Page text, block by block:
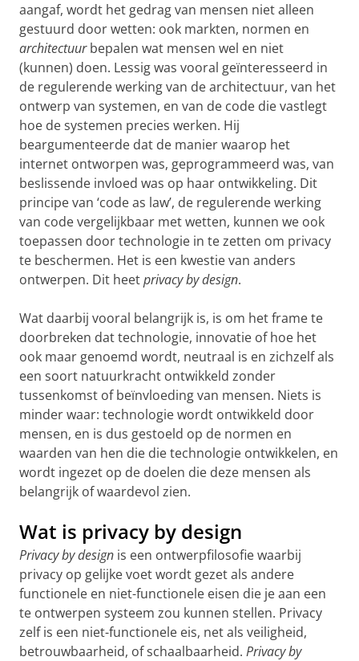
aangaf, wordt het gedrag van mensen niet alleen
gestuurd door wetten: ook markten, normen en
architectuurbepalen wat mensen wel en niet
(kunnen) doen. Lessig was vooral geïnteresseerd in
de regulerende werking van de architectuur, van het
ontwerp van systemen, en van de code die vastlegt
hoe de systemen precies werken. Hij
beargumenteerde dat de manier waarop het
internet ontworpen was, geprogrammeerd was, van
beslissende invloed was op haar ontwikkeling. Dit
principe van ‘code as law’, de regulerende werking
van code vergelijkbaar met wetten, kunnen we ook
toepassen door technologie in te zetten om privacy
te beschermen. Het is een kwestie van anders
ontwerpen. Dit heetprivacy by design.
Wat daarbij vooral belangrijk is, is om het frame te
doorbreken dat technologie, innovatie of hoe het
ook maar genoemd wordt, neutraal is en zichzelf als
een soort natuurkracht ontwikkeld zonder
tussenkomst of beïnvloeding van mensen. Niets is
minder waar: technologie wordt ontwikkeld door
mensen, en is dus gestoeld op de normen en
waarden van hen die die technologie ontwikkelen, en
wordt ingezet op de doelen die deze mensen als
belangrijk of waardevol zien.
Wat is privacy by design
Privacy by design is een ontwerpfilosofie waarbij
privacy op gelijke voet wordt gezet als andere
functionele en niet-functionele eisen die je aan een
te ontwerpen systeem zou kunnen stellen. Privacy
zelf is een niet-functionele eis, net als veiligheid,
betrouwbaarheid, of schaalbaarheid. Privacy by